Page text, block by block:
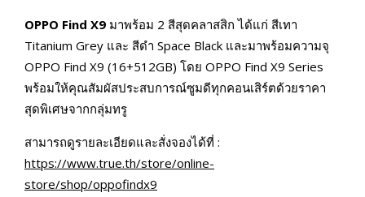
OPPO Find X9 มาพร้อม 2 สีสุดคลาสสิก ได้แก่ สีเทา
Titanium Grey และ สีดำ Space Black และมาพร้อมความจุ
OPPO Find X9 (16+512GB) โดย OPPO Find X9 Series
พร้อมให้คุณสัมผัสประสบการณ์ซูมดีทุกคอนเสิร์ตด้วยราคา
สุดพิเศษจากกลุ่มทรู
สามารถดูรายละเอียดและสั่งจองได้ที่ :
https://www.true.th/store/online-
store/shop/oppofindx9